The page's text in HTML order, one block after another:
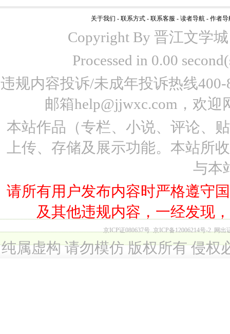
关于我们 - 联系方式 - 联系客服 - 读者导航 - 作者导
Copyright By 晋江文学
Processed in 0.00
违规内容投诉/未成年投诉热线
邮箱help@jjwxc.com，欢
本站作品（专栏、小说、评论、
上传、存储及展示功能。本站所
与本
请所有用户发布内容时严格遵守
及其他违规内容，一经发现
京ICP证080637号 京ICP备12006214号-2 网出
纯属虚构 请勿模仿 版权所有 侵权